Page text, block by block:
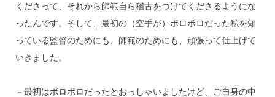
くださって、それから師範自ら稽古をつけてくださるようにな
ったんです。そして、最初の（空手が）ボロボロだった私を知
っている監督のためにも、師範のためにも、頑張って仕上げて
いきました。
－最初はボロボロだったとおっしゃいましたけど、ご自身の中